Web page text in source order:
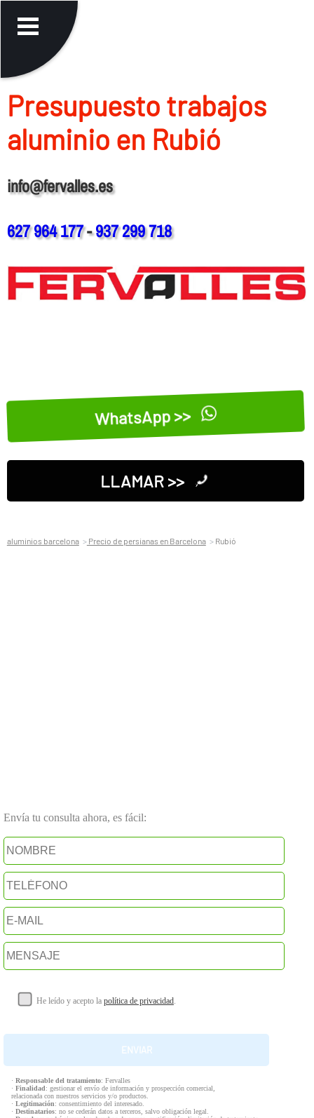
Presupuesto trabajos
aluminio en Rubió
info@fervalles.es
627 964 177-937 299 718
WhatsApp >>
LLAMAR >>
aluminios barcelona Precio de persianas en Barcelona Rubió
Envía tu consulta ahora, es fácil:
He leído y acepto la política de privacidad.
· Responsable del tratamiento: Fervalles
· Finalidad: gestionar el envío de información y prospección comercial,
relacionada con nuestros servicios y/o productos.
· Legitimación: consentimiento del interesado.
· Destinatarios: no se cederán datos a terceros, salvo obligación legal.